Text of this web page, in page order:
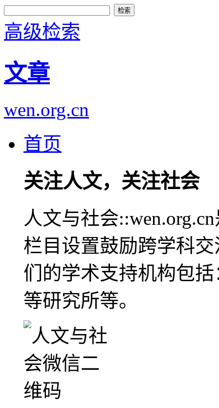
高级检索
文章
wen.org.cn
首页
关注人文，关注社会
人文与社会
栏目设置鼓励跨学科
们的学术支持机构包
等研究所等。